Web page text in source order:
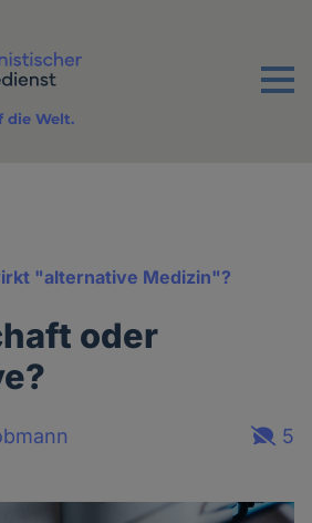
Menu
die Welt.
"alternative Medizin"?
oder
5